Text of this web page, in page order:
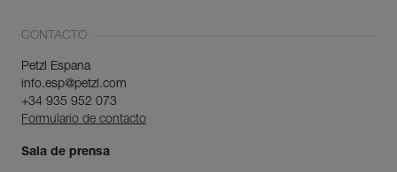
CONTACTO
Petzl Espana
info.esp@petzl.com
+34 935 952 073
Formulario de contacto
Sala de prensa